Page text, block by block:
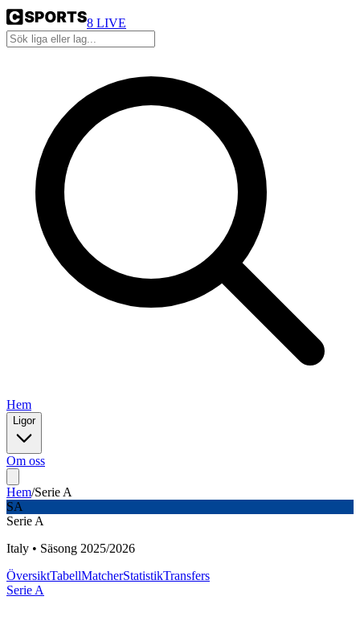
8 LIVE
Hem
Ligor
Om oss
Hem/Serie A
SA
Serie A
Italy • Säsong 2025/2026
ÖversiktTabellMatcherStatistikTransfers
Serie A